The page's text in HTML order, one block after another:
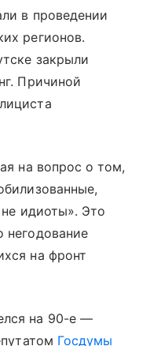
в проведении
регионов.
закрыли
Причиной
на вопрос о том,
идиоты». Это
негодование
на фронт
на 90-е —
Госдумы